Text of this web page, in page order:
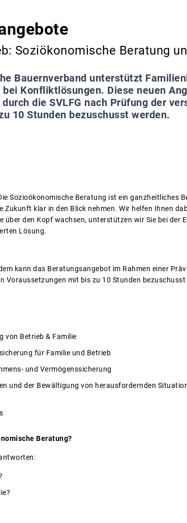
Soziökonomische Beratung
Bauernverband unterstützt
Konfliktlösungen. Diese neuen
die SVLFG nach Prüfung der
10 Stunden bezuschusst werden.
Sozioökonomische Beratung ist ein ganzheitliches
Zukunft klar in den Blick nehmen. Wir helfen Ihnen
über den Kopf wachsen, unterstützen wir Sie bei der
Lösung.
kann das Beratungsangebot im Rahmen einer
Voraussetzungen mit bis zu 10 Stunden bezuschusst
von Betrieb & Familie
für Familie und Betrieb
und Vermögenssicherung
und der Bewältigung von herausfordernden
Beratung?